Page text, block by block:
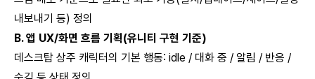
내보내기 등) 정의
B. 앱 UX/화면 흐름 기획(유니티 구현 기준)
데스크탑 상주 캐릭터의 기본 행동: idle / 대화 중 / 알림 / 반응 /